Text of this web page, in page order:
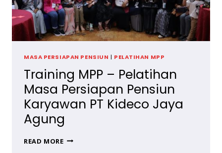
MASA PERSIAPAN PENSIUN | PELATIHAN MPP
Training MPP – Pelatihan
Masa Persiapan Pensiun
Karyawan PT Kideco Jaya
Agung
READ MORETRAINING